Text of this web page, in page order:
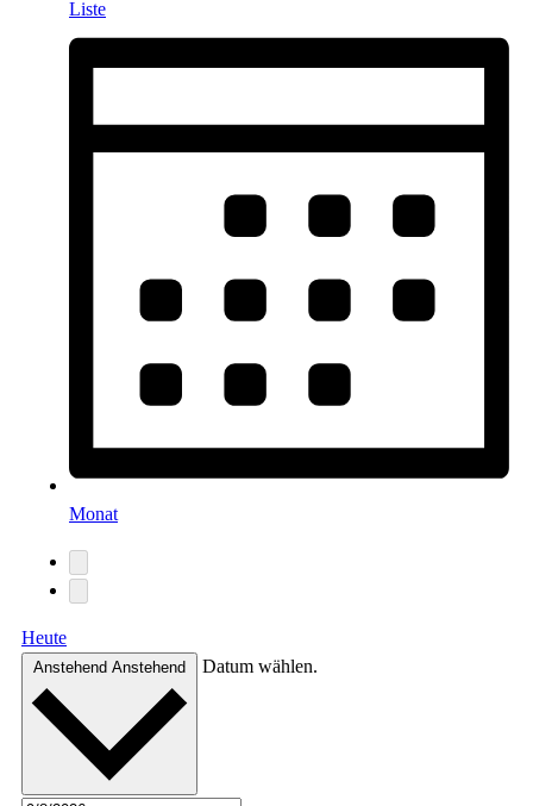
Liste
Monat
Heute
Anstehend Anstehend Datum wählen.